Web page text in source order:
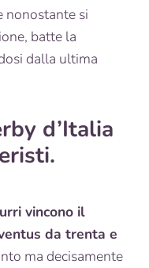
nonostante si
batte la
dalla ultima
d’Italia
vincono il
da trenta e
ma decisamente